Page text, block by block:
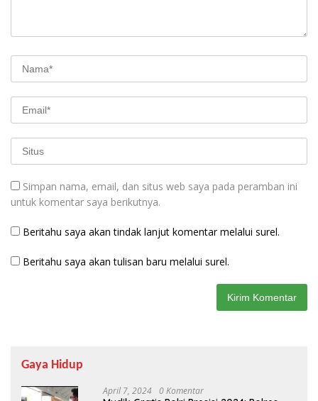
Simpan nama, email, dan situs web saya pada peramban ini
untuk komentar saya berikutnya.
Beritahu saya akan tindak lanjut komentar melalui surel.
Beritahu saya akan tulisan baru melalui surel.
Gaya Hidup
April 7, 2024 0 Komentar